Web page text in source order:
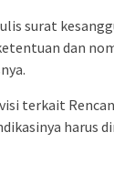
surat
dan
terkait
harus